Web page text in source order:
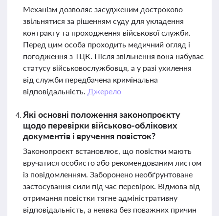
Механізм дозволяє засудженим достроково
звільнятися за рішенням суду для укладення
контракту та проходження військової служби.
Перед цим особа проходить медичний огляд і
погодження з ТЦК. Після звільнення вона набуває
статусу військовослужбовця, а у разі ухилення
від служби передбачена кримінальна
відповідальність. Джерело
Які основні положення законопроєкту
щодо перевірки військово-облікових
документів і вручення повісток?
Законопроєкт встановлює, що повістки мають
вручатися особисто або рекомендованим листом
із повідомленням. Заборонено необґрунтоване
застосування сили під час перевірок. Відмова від
отримання повістки тягне адміністративну
відповідальність, а неявка без поважних причин